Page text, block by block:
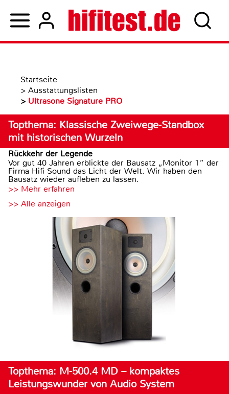
Startseite
> Ausstattungslisten
> Ultrasone Signature PRO
Topthema: Klassische Zweiwege-Standbox
mit historischen Wurzeln
Rückkehr der Legende
Vor gut 40 Jahren erblickte der Bausatz „Monitor 1“ der
Firma Hifi Sound das Licht der Welt. Wir haben den
Bausatz wieder aufleben zu lassen.
>> Mehr erfahren
>> Alle anzeigen
Topthema: M-500.4 MD – kompaktes
Leistungswunder von Audio System